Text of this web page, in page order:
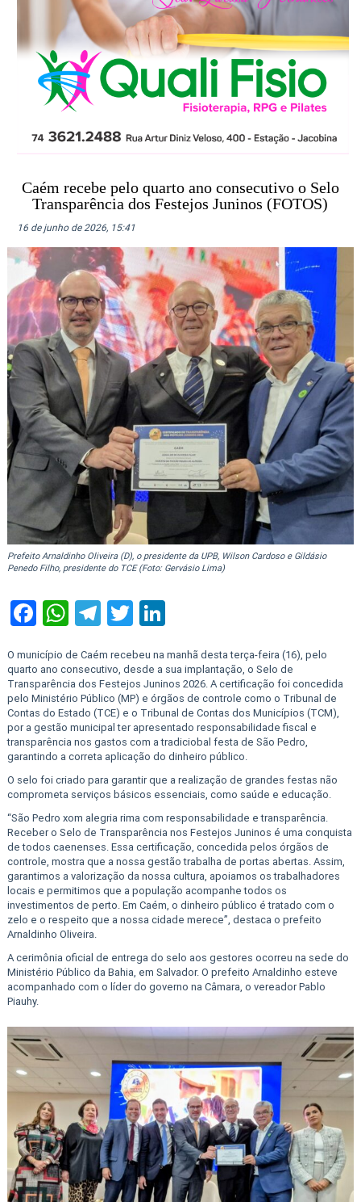
Caém recebe pelo quarto ano consecutivo o Selo
Transparência dos Festejos Juninos (FOTOS)
16 de junho de 2026, 15:41
Prefeito Arnaldinho Oliveira (D), o presidente da UPB, Wilson Cardoso e Gildásio
Penedo Filho, presidente do TCE (Foto: Gervásio Lima)
Facebook
WhatsApp
Telegram
Twitter
LinkedIn
O município de Caém recebeu na manhã desta terça-feira (16), pelo
quarto ano consecutivo, desde a sua implantação, o Selo de
Transparência dos Festejos Juninos 2026. A certificação foi concedida
pelo Ministério Público (MP) e órgãos de controle como o Tribunal de
Contas do Estado (TCE) e o Tribunal de Contas dos Municípios (TCM),
por a gestão municipal ter apresentado responsabilidade fiscal e
transparência nos gastos com a tradiciobal festa de São Pedro,
garantindo a correta aplicação do dinheiro público.
O selo foi criado para garantir que a realização de grandes festas não
comprometa serviços básicos essenciais, como saúde e educação.
“São Pedro xom alegria rima com responsabilidade e transparência.
Receber o Selo de Transparência nos Festejos Juninos é uma conquista
de todos caenenses. Essa certificação, concedida pelos órgãos de
controle, mostra que a nossa gestão trabalha de portas abertas. Assim,
garantimos a valorização da nossa cultura, apoiamos os trabalhadores
locais e permitimos que a população acompanhe todos os
investimentos de perto. Em Caém, o dinheiro público é tratado com o
zelo e o respeito que a nossa cidade merece”, destaca o prefeito
Arnaldinho Oliveira.
A cerimônia oficial de entrega do selo aos gestores ocorreu na sede do
Ministério Público da Bahia, em Salvador. O prefeito Arnaldinho esteve
acompanhado com o líder do governo na Câmara, o vereador Pablo
Piauhy.